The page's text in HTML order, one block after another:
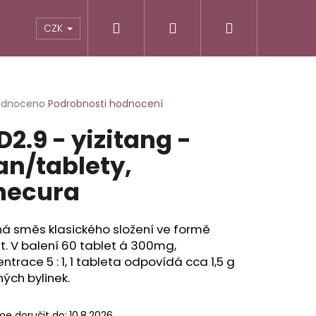
ALTERNATIVNÍ RECEPTURY
CZK Přihlášení
Podrobnosti hodnocení
- yizitang -
tablety,
směs klasického složení ve formě
V balení 60 tablet á 300mg,
5 : 1, 1 tableta odpovídá cca 1,5 g
bylinek.